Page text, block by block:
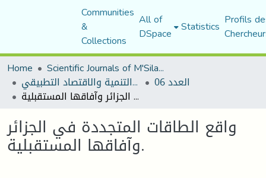
Communities
&
Collections
All of
DSpace Statistics Profils
Home
Scientific Journals of M'Sila University
مجلة التنمية والاقتصاد التطبيقي العدد 06
واقع الطاقات المتجددة في الجزائر وآفاقها المستقبلية.
واقع الطاقات المتجددة في الجزائر
وآفاقها المستقبلية.